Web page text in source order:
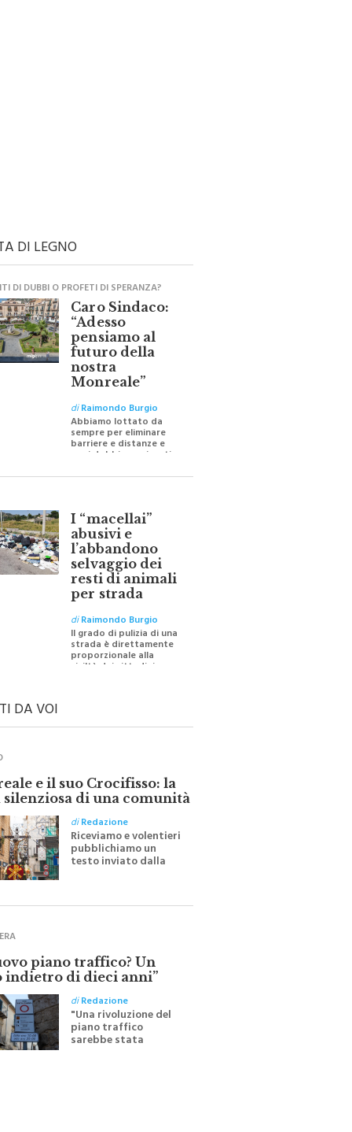
DI LEGNO
DI DUBBI O PROFETI DI SPERANZA?
Caro Sindaco:
“Adesso
pensiamo al
futuro della
nostra
Monreale”
diRaimondo Burgio
Abbiamo lottato da
sempre per eliminare
barriere e distanze e
oggi dobbiamo ripartire
I “macellai”
abusivi e
l’abbandono
selvaggio dei
resti di animali
per strada
diRaimondo Burgio
Il grado di pulizia di una
strada è direttamente
proporzionale alla
civiltà dei cittadini
DA VOI
e il suo Crocifisso: la
di una comunità
diRedazione
Riceviamo e volentieri
pubblichiamo un
testo inviato dalla
scrittrice monrealese
Festa del Santissimo
piano traffico? Un
indietro di dieci anni”
diRedazione
"Una rivoluzione del
piano traffico
sarebbe stata
efficace se preceduta